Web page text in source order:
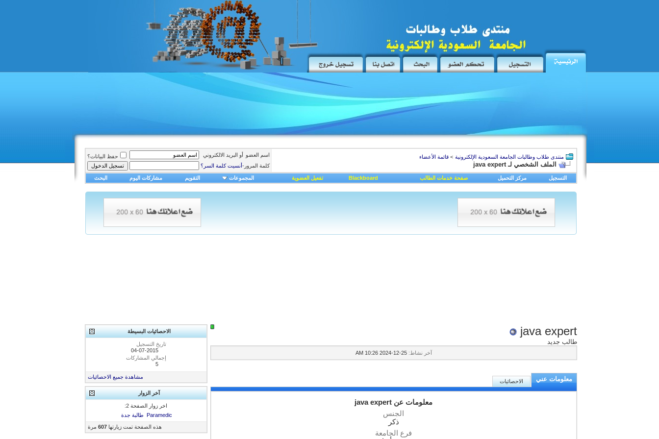
منتدى طلاب وطالبات الجامعة السعودية الإلكترونية >قائمة الأعضاء
الملف الشخصي لـ java expert
اسم العضو أو البريد الالكتروني
حفظ البيانات؟
كلمة المرور-أنسيت كلمة السر؟
التسجيل مركز التحميل صفحة خدمات الطالب Blackboard تفعيل العضوية المجموعات التقويم مشاركات اليوم البحث
java expert
طالب جديد
آخر نشاط: 25-12-2024
10:26 AM
معلومات عني الاحصائيات
معلومات عن java expert
الجنس
ذكر
فرع الجامعة
الاحصائيات البسيطة
تاريخ التسجيل
04-07-2015
إجمالي المشاركات
5
مشاهدة جميع الاحصائيات
آخر الزوار
اخر زوار الصفحة 2:
Paramedic طالبة جدة
هذه الصفحة تمت زيارتها607 مرة